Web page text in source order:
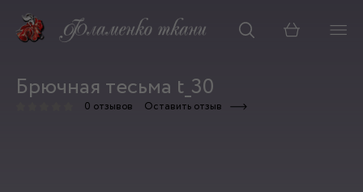
Корзина
Брючная тесьма t_30
0 отзывов Оставить отзыв